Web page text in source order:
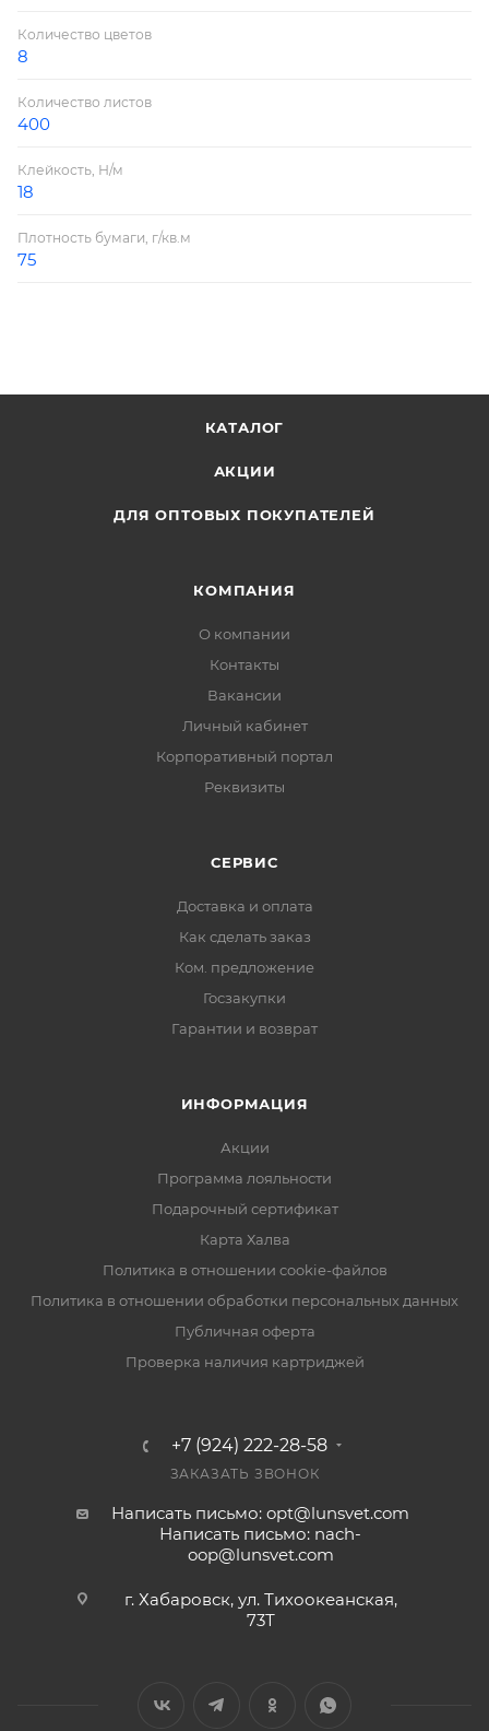
Количество цветов
8
Количество листов
400
Клейкость, Н/м
18
Плотность бумаги, г/кв.м
75
КАТАЛОГ
АКЦИИ
ДЛЯ ОПТОВЫХ ПОКУПАТЕЛЕЙ
КОМПАНИЯ
О компании
Контакты
Вакансии
Личный кабинет
Корпоративный портал
Реквизиты
СЕРВИС
Доставка и оплата
Как сделать заказ
Ком. предложение
Госзакупки
Гарантии и возврат
ИНФОРМАЦИЯ
Акции
Программа лояльности
Подарочный сертификат
Карта Халва
Политика в отношении cookie-файлов
Политика в отношении обработки персональных данных
Публичная оферта
Проверка наличия картриджей
+7 (924) 222-28-58
ЗАКАЗАТЬ ЗВОНОК
Написать письмо: opt@lunsvet.com
Написать письмо: nach-
oop@lunsvet.com
г. Хабаровск, ул. Тихоокеанская,
73Т